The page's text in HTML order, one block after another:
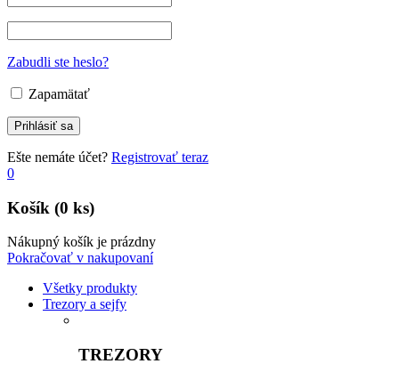
Zabudli ste heslo?
Zapamätať
Ešte nemáte účet? Registrovať teraz
0
Košík (0 ks)
Nákupný košík je prázdny
Pokračovať v nakupovaní
Všetky produkty
Trezory a sejfy
TREZORY